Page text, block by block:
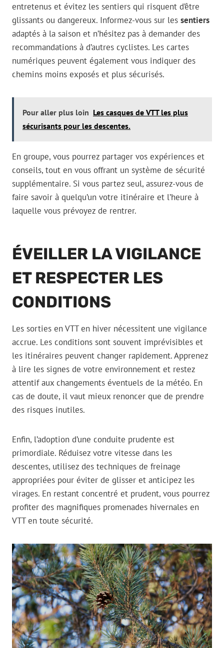
entretenus et évitez les sentiers qui risquent d’être
glissants ou dangereux. Informez-vous sur les sentiers
adaptés à la saison et n’hésitez pas à demander des
recommandations à d’autres cyclistes. Les cartes
numériques peuvent également vous indiquer des
chemins moins exposés et plus sécurisés.
Pour aller plus loin Les casques de VTT les plus
sécurisants pour les descentes.
En groupe, vous pourrez partager vos expériences et
conseils, tout en vous offrant un système de sécurité
supplémentaire. Si vous partez seul, assurez-vous de
faire savoir à quelqu’un votre itinéraire et l’heure à
laquelle vous prévoyez de rentrer.
ÉVEILLER LA VIGILANCE
ET RESPECTER LES
CONDITIONS
Les sorties en VTT en hiver nécessitent une vigilance
accrue. Les conditions sont souvent imprévisibles et
les itinéraires peuvent changer rapidement. Apprenez
à lire les signes de votre environnement et restez
attentif aux changements éventuels de la météo. En
cas de doute, il vaut mieux renoncer que de prendre
des risques inutiles.
Enfin, l’adoption d’une conduite prudente est
primordiale. Réduisez votre vitesse dans les
descentes, utilisez des techniques de freinage
appropriées pour éviter de glisser et anticipez les
virages. En restant concentré et prudent, vous pourrez
profiter des magnifiques promenades hivernales en
VTT en toute sécurité.